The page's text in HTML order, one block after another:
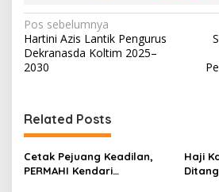
N
a
v
g
a
s
Pos sebelumnya
Hartini Azis Lantik Pengurus
Dekranasda Koltim 2025–
2030
Related Posts
Cetak Pejuang Keadilan,
PERMAHI Kendari
Haji